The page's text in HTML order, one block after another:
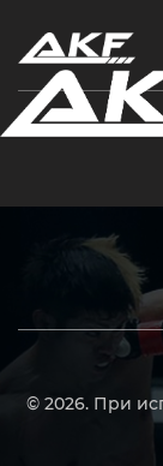
© 2026. При
Нажмите